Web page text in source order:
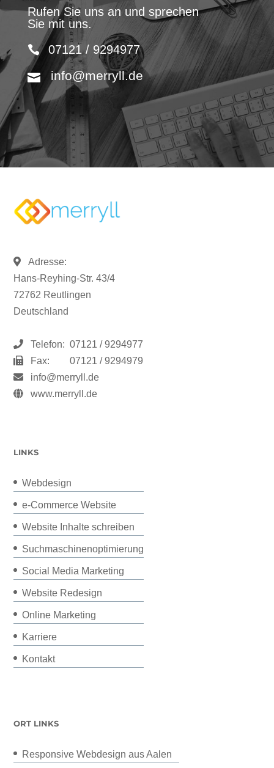
Rufen Sie uns an und sprechen
Sie mit uns.
07121 / 9294977
info@merryll.de
Adresse:
Hans-Reyhing-Str. 43/4
72762 Reutlingen
Deutschland
Telefon: 07121 / 9294977
Fax:
07121 / 9294979
info@merryll.de
www.merryll.de
LINKS
Webdesign
e-Commerce Website
Website Inhalte schreiben
Suchmaschinenoptimierung
Social Media Marketing
Website Redesign
Online Marketing
Karriere
Kontakt
ORT LINKS
Responsive Webdesign aus Aalen